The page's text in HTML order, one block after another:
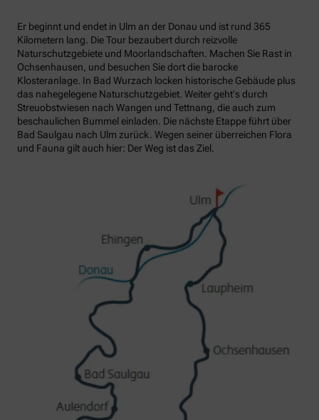
Er beginnt und endet in Ulm an der Donau und ist rund 365
Kilometern lang. Die Tour bezaubert durch reizvolle
Naturschutzgebiete und Moorlandschaften. Machen Sie Rast in
Ochsenhausen, und besuchen Sie dort die barocke
Klosteranlage. In Bad Wurzach locken historische Gebäude plus
das nahegelegene Naturschutzgebiet. Weiter geht‘s durch
Streuobstwiesen nach Wangen und Tettnang, die auch zum
beschaulichen Bummel einladen. Die nächste Etappe führt über
Bad Saulgau nach Ulm zurück. Wegen seiner überreichen Flora
und Fauna gilt auch hier: Der Weg ist das Ziel.